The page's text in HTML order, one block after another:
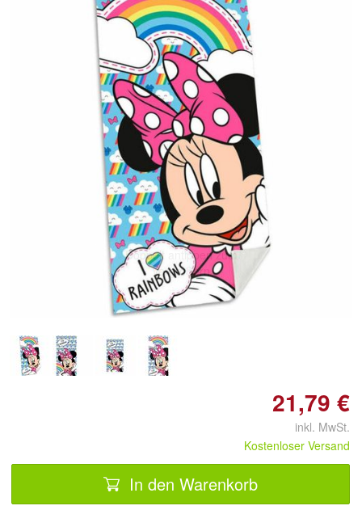
Doppelt antippen zum
vergrößern
21,79 €
inkl. MwSt.
Kostenloser Versand
In den Warenkorb